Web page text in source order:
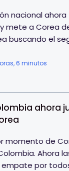
nacional
mete a Corea
buscando el
6 minutos
ahora
momento de
Ahora
empate por